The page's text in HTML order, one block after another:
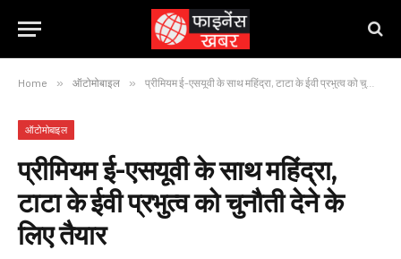
Home » ऑटोमोबाइल » प्रीमियम ई-एसयूवी के साथ महिंद्रा, टाटा के ईवी प्रभुत्व को चुनौती देने के लिए तैयार
ऑटोमोबाइल
प्रीमियम ई-एसयूवी के साथ महिंद्रा,
टाटा के ईवी प्रभुत्व को चुनौती देने के
लिए तैयार